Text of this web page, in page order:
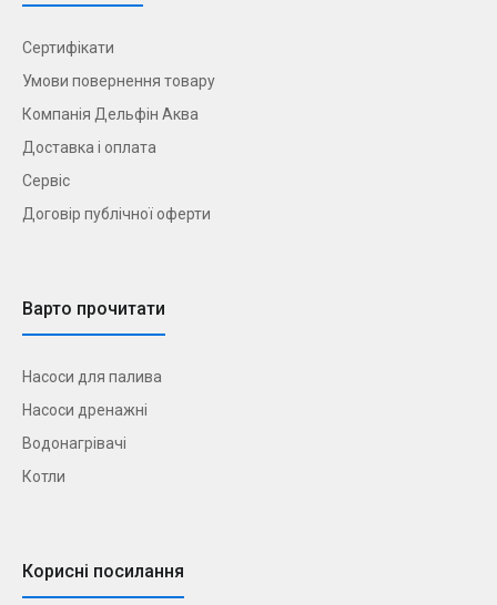
Сертифікати
Умови повернення товару
Компанія Дельфін Аква
Доставка і оплата
Сервіс
Договір публічної оферти
Варто прочитати
Насоси для палива
Насоси дренажні
Водонагрівачі
Котли
Корисні посилання